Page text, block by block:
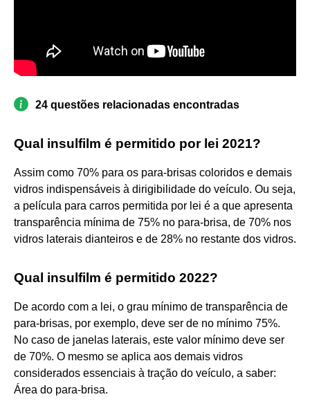
24 questões relacionadas encontradas
Qual insulfilm é permitido por lei 2021?
Assim como 70% para os para-brisas coloridos e demais
vidros indispensáveis à dirigibilidade do veículo. Ou seja,
a película para carros permitida por lei é a que apresenta
transparência mínima de 75% no para-brisa, de 70% nos
vidros laterais dianteiros e de 28% no restante dos vidros.
Qual insulfilm é permitido 2022?
De acordo com a lei, o grau mínimo de transparência de
para-brisas, por exemplo, deve ser de no mínimo 75%.
No caso de janelas laterais, este valor mínimo deve ser
de 70%. O mesmo se aplica aos demais vidros
considerados essenciais à tração do veículo, a saber:
Área do para-brisa.